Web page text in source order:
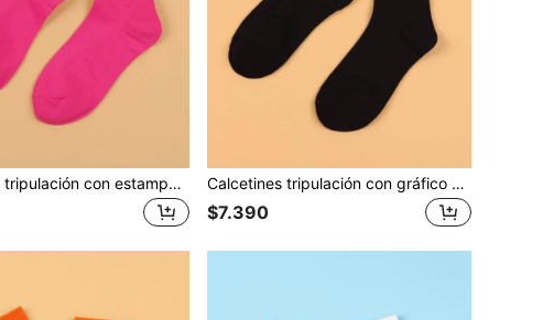
Calcetines tripulación con estampado de corazón, calcetines de otoño Calcetines tripulación con gráfico de letra, calcetines de otoño
$7.390